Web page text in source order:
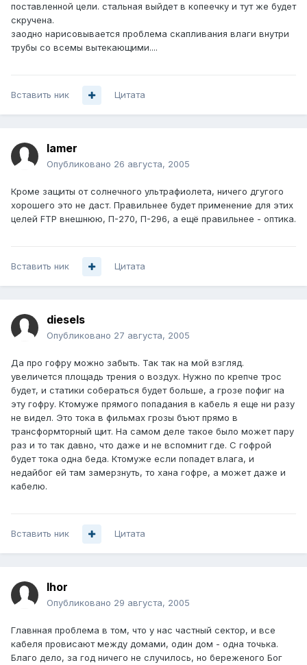
поставленной цели. стальная выйдет в копеечку и тут же будет
скручена.
заодно нарисовывается проблема скапливания влаги внутри
трубы со всемы вытекающими....
Вставить ник Цитата
lamer
Опубликовано 26 августа, 2005
Кроме защиты от солнечного ультрафиолета, ничего дгугого
хорошего это не даст. Правильнее будет применение для этих
целей FTP внешнюю, П-270, П-296, а ещё правильнее - оптика.
Вставить ник Цитата
diesels
Опубликовано 27 августа, 2005
Да про гофру можно забыть. Так так на мой взгляд.
увеличется площадь трения о воздух. Нужно по крепче трос
будет, и статики собераться будет больше, а грозе пофиг на
эту гофру. Ктомуже прямого попадания в кабель я еще ни разу
не видел. Это тока в фильмах грозы бъют прямо в
трансформторный щит. На самом деле такое было может пару
раз и то так давно, что даже и не вспомнит где. С гофрой
будет тока одна беда. Ктомуже если попадет влага, и
недайбог ей там замерзнуть, то хана гофре, а может даже и
кабелю.
Вставить ник Цитата
Ihor
Опубликовано 29 августа, 2005
Главнная проблема в том, что у нас частный сектор, и все
кабеля провисают между домами, один дом - одна точька.
Благо дело, за год ничего не случилось, но береженого Бог